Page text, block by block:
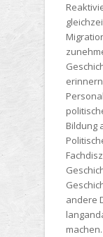
Bildung
andere